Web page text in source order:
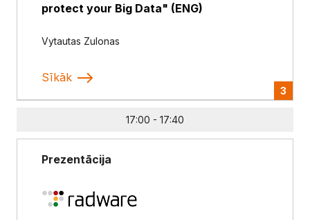
protect your Big Data" (ENG)
Vytautas Zulonas
Sīkāk
3
17:00 - 17:40
Prezentācija